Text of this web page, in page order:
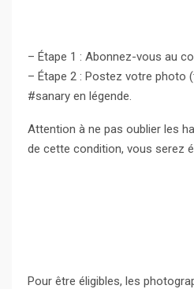
– Étape 1 : Abonnez-vous au
– Étape 2 : Postez votre photo
#sanary en légende.
Attention à ne pas oublier les
de cette condition, vous serez
Pour être éligibles, les